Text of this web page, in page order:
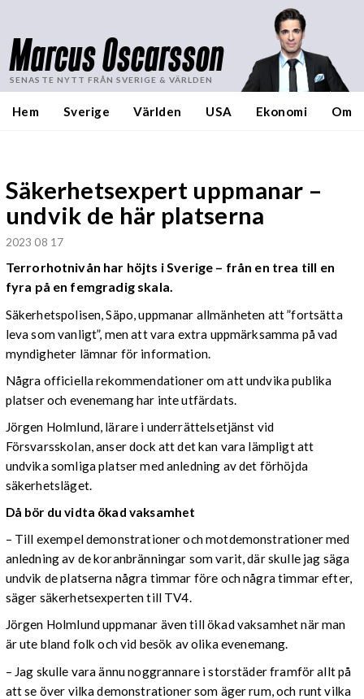
Marcus Oscarsson
SENASTE NYTT FRÅN SVERIGE & VÄRLDEN
Hem Sverige Världen USA Ekonomi Om
Säkerhetsexpert uppmanar –
undvik de här platserna
2023 08 17
Terrorhotnivån har höjts i Sverige – från en trea till en
fyra på en femgradig skala.
Säkerhetspolisen, Säpo, uppmanar allmänheten att ”fortsätta
leva som vanligt”, men att vara extra uppmärksamma på vad
myndigheter lämnar för information.
Några officiella rekommendationer om att undvika publika
platser och evenemang har inte utfärdats.
Jörgen Holmlund, lärare i underrättelsetjänst vid
Försvarsskolan, anser dock att det kan vara lämpligt att
undvika somliga platser med anledning av det förhöjda
säkerhetsläget.
Då bör du vidta ökad vaksamhet
– Till exempel demonstrationer och motdemonstrationer med
anledning av de koranbränningar som varit, där skulle jag säga
undvik de platserna några timmar före och några timmar efter,
säger säkerhetsexperten till TV4.
Jörgen Holmlund uppmanar även till ökad vaksamhet när man
är ute bland folk och vid besök av olika evenemang.
– Jag skulle vara ännu noggrannare i storstäder framför allt på
att se över vilka demonstrationer som äger rum, och runt vilka